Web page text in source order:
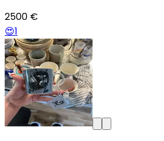
2500 €
😍1